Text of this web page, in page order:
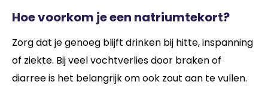
Hoe voorkom je een natriumtekort?
Zorg dat je genoeg blijft drinken bij hitte, inspanning
of ziekte. Bij veel vochtverlies door braken of
diarree is het belangrijk om ook zout aan te vullen.